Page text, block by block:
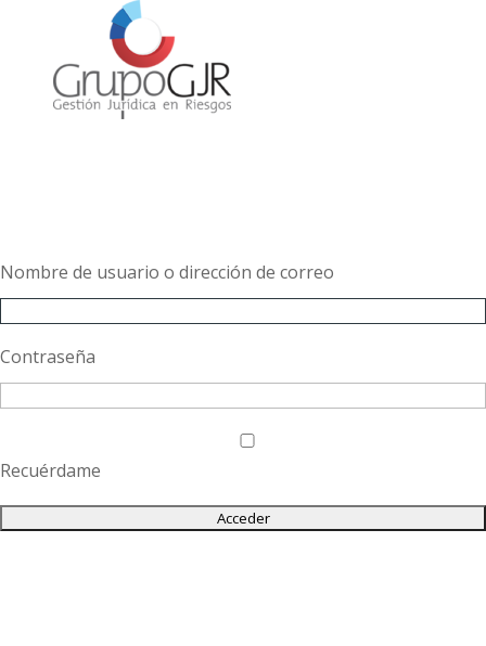
Nombre de usuario o dirección de correo
Contraseña
Recuérdame